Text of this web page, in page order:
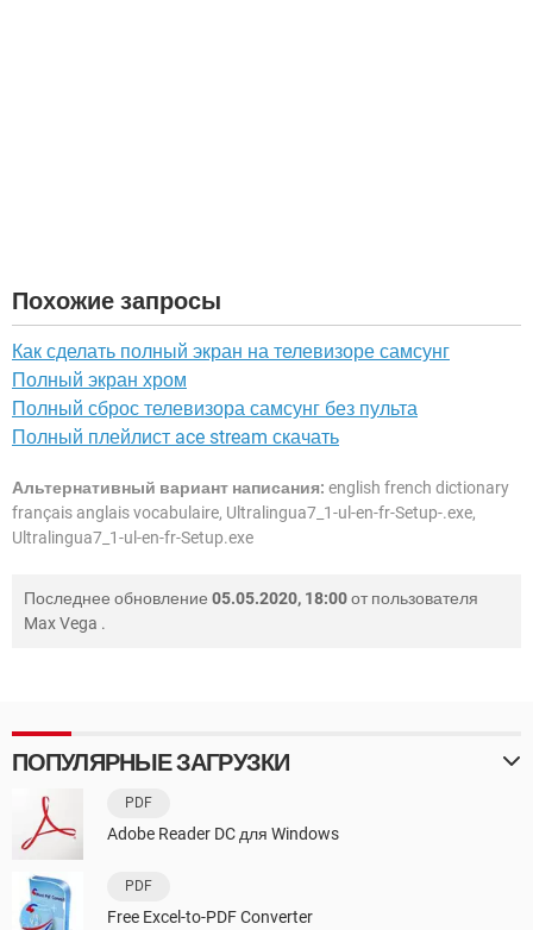
Похожие запросы
Как сделать полный экран на телевизоре самсунг
Полный экран хром
Полный сброс телевизора самсунг без пульта
Полный плейлист ace stream скачать
Альтернативный вариант написания: english french dictionary
français anglais vocabulaire, Ultralingua7_1-ul-en-fr-Setup-.exe,
Ultralingua7_1-ul-en-fr-Setup.exe
Последнее обновление 05.05.2020, 18:00от пользователя
Max Vega .
ПОПУЛЯРНЫЕ ЗАГРУЗКИ
PDF
Adobe Reader DC для Windows
PDF
Free Excel-to-PDF Converter